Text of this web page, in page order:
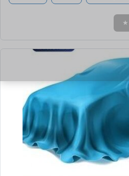
★